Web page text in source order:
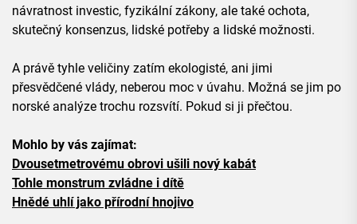
návratnost investic, fyzikální zákony, ale také ochota,
skutečný konsenzus, lidské potřeby a lidské možnosti.
A právě tyhle veličiny zatím ekologisté, ani jimi
přesvědčené vlády, neberou moc v úvahu. Možná se jim po
norské analýze trochu rozsvítí. Pokud si ji přečtou.
Mohlo by vás zajímat:
Dvousetmetrovému obrovi ušili nový kabát
Tohle monstrum zvládne i dítě
Hnědé uhlí jako přírodní hnojivo